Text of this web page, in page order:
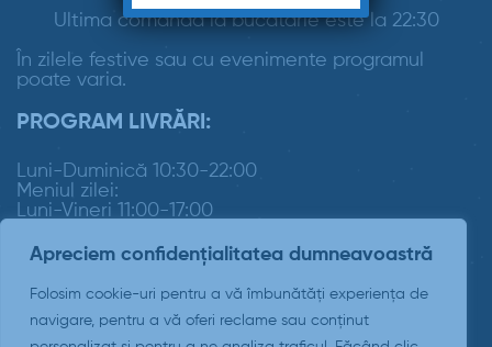
Apreciem confidențialitatea dumneavoastră
Folosim cookie-uri pentru a vă îmbunătăți experiența de
navigare, pentru a vă oferi reclame sau conținut
Ultima comandă la bucătărie este la 22:30
În zilele festive sau cu evenimente programul
poate varia.
PROGRAM LIVRĂRI:
Luni-Duminică 10:30-22:00
Meniul zilei:
Luni-Vineri 11:00-17:00